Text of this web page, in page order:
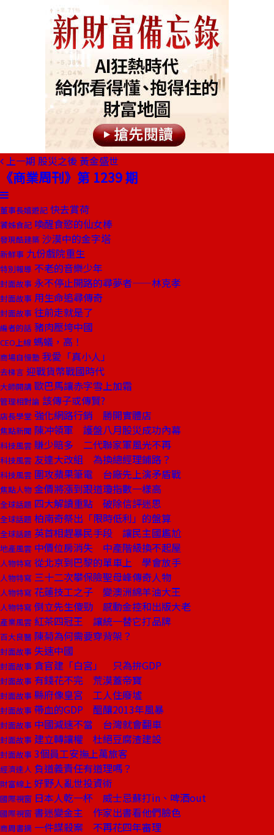
上一期 股災之後 黃金盛世
《商業周刊》第 1239 期
董事長嬉遊記 快去賞荷
饕姊食記 喚醒食慾的仙女棒
發現酷建築 沙漠中的金字塔
新鮮事 九份戲院重生
特別報導 不老的音樂少年
封面故事 永不停止開路的尋夢者——林克孝
封面故事 用生命追尋傳奇
封面故事 往前走就是了
編者的話 豬肉壓垮中國
CEO上線 螞蟻，高！
商場自慢塾 我愛「真小人」
去梯言 迎戰貨幣戰國時代
大師開講 歐巴馬讓赤字雪上加霜
管理相對論 該傳子或傳賢?
店長學堂 強化網路行銷 勝開實體店
焦點新聞 陳冲領軍 護盤八月股災成功內幕
科技風雲 賺少賠多 二代聯家軍風光不再
科技風雲 友達大改組 為換總經理鋪路？
科技風雲 圍攻蘋果筆電 台廠先上演矛盾戰
焦點人物 金價將漲到跟道瓊指數一樣高
全球話題 四大解讀重點 破除信評迷思
全球話題 柏南奇祭出「限時低利」的盤算
全球話題 英首相趕暴民手段 讓民主國尷尬
地產風雲 中價位房消失 中產階級換不起屋
人物特寫 從北京到巴黎的單車上 學會放手
人物特寫 三十二次攀保險聖母峰傳奇人物
人物特寫 花蓮技工之子 變澳洲綿羊油大王
人物特寫 倒立先生傻勁 感動金控和出版大老
產業風雲 紅茶四冠王 讓統一替它打品牌
百大良醫 陳菊為何需要穿背架？
封面故事 失速中國
封面故事 貪官建「白宮」 只為拚GDP
封面故事 有錢花不完 荒漠蓋帝寶
封面故事 縣府像皇宮 工人住廢墟
封面故事 帶血的GDP 醞釀2013年風暴
封面故事 中國減速不當 台灣就會翻車
封面故事 建立轉讓權 杜絕豆腐渣建設
封面故事 3個員工安撫上萬旅客
經濟達人 負道義責任有道理嗎？
財富線上 好野人亂世投資術
國際視窗 日本人乾一杯 威士忌蘇打in、啤酒out
國際視窗 書迷變金主 作家出書看他們臉色
商周書摘 一件謀殺案 不再花四年審理